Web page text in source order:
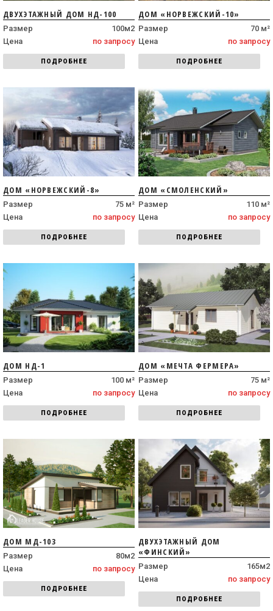
ДВУХЭТАЖНЫЙ ДОМ НД-100
Размер
100м2
Цена
по запросу
ПОДРОБНЕЕ
ДОМ «НОРВЕЖСКИЙ-10»
Размер
70 м²
Цена
по запросу
ПОДРОБНЕЕ
ДОМ «НОРВЕЖСКИЙ-8»
Размер
75 м²
Цена
по запросу
ПОДРОБНЕЕ
ДОМ «СМОЛЕНСКИЙ»
Размер
110 м²
Цена
по запросу
ПОДРОБНЕЕ
ДОМ НД-1
Размер
100 м²
Цена
по запросу
ПОДРОБНЕЕ
ДОМ «МЕЧТА ФЕРМЕРА»
Размер
75 м²
Цена
по запросу
ПОДРОБНЕЕ
ДОМ МД-103
Размер
80м2
Цена
по запросу
ПОДРОБНЕЕ
ДВУХЭТАЖНЫЙ ДОМ
«ФИНСКИЙ»
Размер
165м2
Цена
по запросу
ПОДРОБНЕЕ